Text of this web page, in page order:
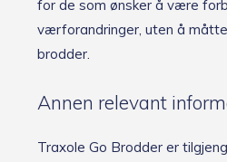
for de som ønsker å være
værforandringer, uten å
brodder.
Annen relevant
Traxole Go Brodder er